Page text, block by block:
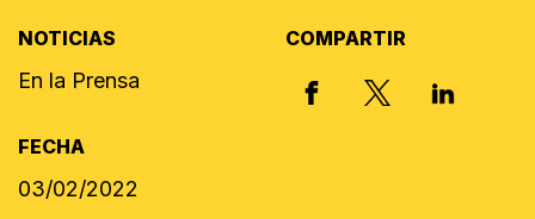
NOTICIAS
En la Prensa
COMPARTIR
FACEBOOKX, FORMERLY
LINKED
FECHA
03/02/2022